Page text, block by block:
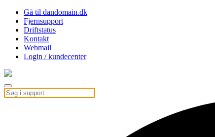
Gå til dandomain.dk
Fjernsupport
Driftstatus
Kontakt
Webmail
Login / kundecenter